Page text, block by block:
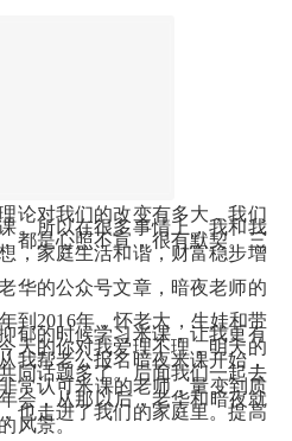
论对我们的改变有多大，我们
。所以在很多事情上，我和我
都是心照不宣，很有默契。三
，家庭生活和谐，财富稳步增
华的公众号文章，暗夜老师的
到2016年，怀老大，生娃和带
郁的时候学习米课，让我更有
天的你对我爱理不理，明天的
我帮老公报名暗夜米课开始，
同话题多了。后面我们一起去
常认可米课的老师，量变到质
会，从那以后，老华和暗夜就
也走进了我们的家庭里。提高
风景。